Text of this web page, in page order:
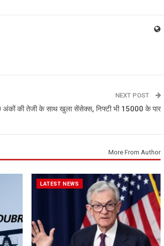
NEXT POST
की तेजी के साथ खुला सेंसेक्स, निफ्टी भी 15000 के पार
More From Author
LATEST NEWS